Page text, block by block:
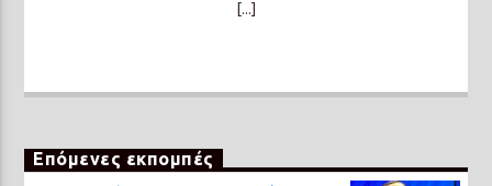
[...]
Επόμενες εκπομπές